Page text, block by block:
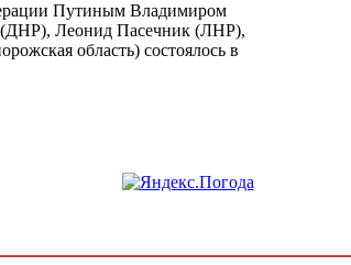
Путиным Владимиром
Леонид Пасечник (ЛНР),
область) состоялось в